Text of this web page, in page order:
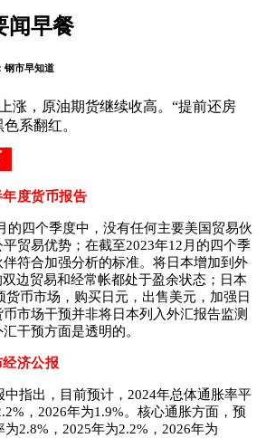
闻早餐
钢市早知道
涨，原油期货继续收高。“提前还房
系翻红。
度货币报告
的四个季度中，没有任何主要美国贸易伙
贸易优势；在截至2023年12月的四个季
符合加强分析的标准。将日本增加到外
边贸易和经常帐都处于盈余状态；日本
货币市场，购买日元，出售美元，加强日
市场干预并非将日本列入外汇报告监测
干预方面是透明的。
济公报
中指出，目前预计，2024年总体通胀率平
，2026年为1.9%。核心通胀方面，预
2.8%，2025年为2.2%，2026年为